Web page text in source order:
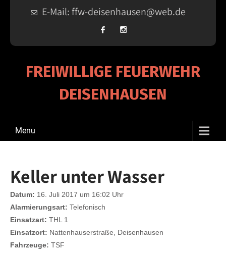
E-Mail: ffw-deisenhausen@web.de
FREIWILLIGE FEUERWEHR
DEISENHAUSEN
Menu
Keller unter Wasser
Datum: 16. Juli 2017 um 16:02 Uhr
Alarmierungsart: Telefonisch
Einsatzart: THL 1
Einsatzort: Nattenhauserstraße, Deisenhausen
Fahrzeuge: TSF